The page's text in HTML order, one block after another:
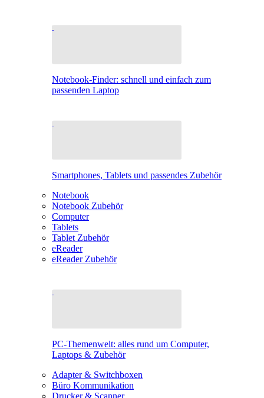
Notebook-Finder: schnell und einfach zum
passenden Laptop
Smartphones, Tablets und passendes Zubehör
Notebook
Notebook Zubehör
Computer
Tablets
Tablet Zubehör
eReader
eReader Zubehör
PC-Themenwelt: alles rund um Computer,
Laptops & Zubehör
Adapter & Switchboxen
Büro Kommunikation
Drucker & Scanner